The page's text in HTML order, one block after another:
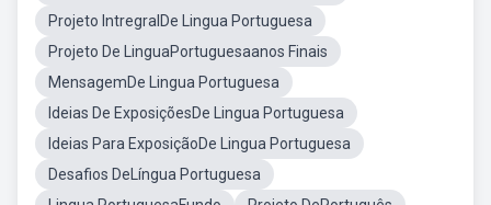
Projeto IntregralDe Lingua Portuguesa
Projeto De LinguaPortuguesaanos Finais
MensagemDe Lingua Portuguesa
Ideias De ExposiçõesDe Lingua Portuguesa
Ideias Para ExposiçãoDe Lingua Portuguesa
Desafios DeLíngua Portuguesa